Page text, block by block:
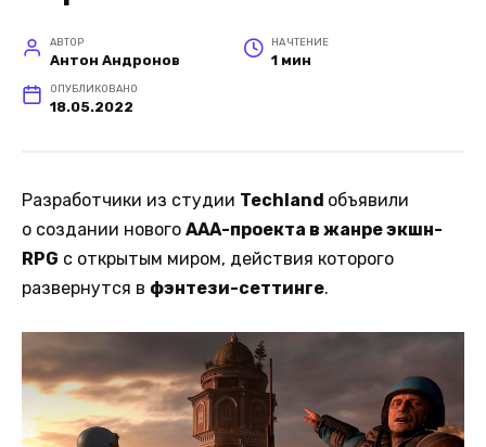
АВТОР
Антон Андронов
НА ЧТЕНИЕ
1 мин
ОПУБЛИКОВАНО
18.05.2022
Разработчики из студии Techland объявили
о создании нового ААА-проекта в жанре экшн-
RPG с открытым миром, действия которого
развернутся в фэнтези-сеттинге.